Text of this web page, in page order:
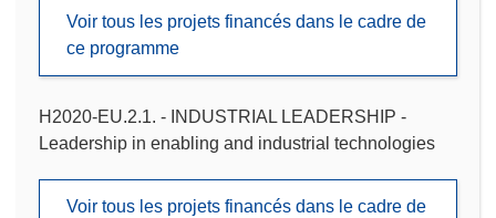
Voir tous les projets financés dans le cadre de
ce programme
H2020-EU.2.1. - INDUSTRIAL LEADERSHIP -
Leadership in enabling and industrial technologies
Voir tous les projets financés dans le cadre de